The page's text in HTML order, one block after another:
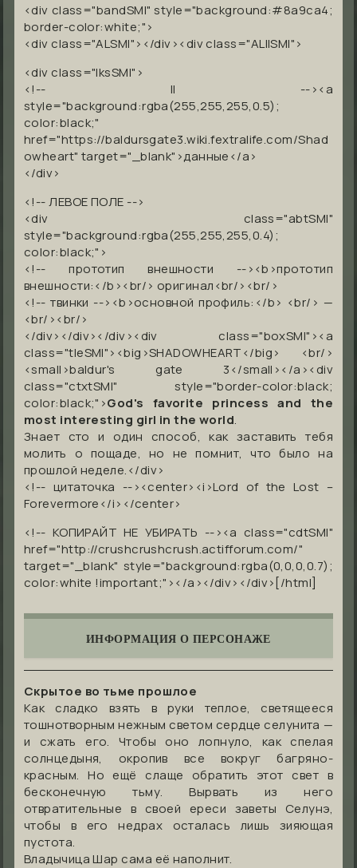
<div class="bandSMI" style="background:#8a9ca4;
border-color:white;">
<div class="ALSMI"></div><div class="ALIISMI">
<div class="lksSMI">
<!-- II --><a
style="background:rgba(255,255,255,0.5);
color:black;"
href="https://baldursgate3.wiki.fextralife.com/Shad
owheart" target="_blank">данные</a>
</div>
<!-- ЛЕВОЕ ПОЛЕ -->
<div class="abtSMI"
style="background:rgba(255,255,255,0.4);
color:black;">
<!-- прототип внешности --><b>прототип
внешности:</b><br/> оригинал<br/><br/>
<!-- твинки --><b>основной профиль:</b> <br/> —
<br/><br/>
</div></div></div><div class="boxSMI"><a
class="tleSMI"><big>SHADOWHEART</big> <br/>
<small>baldur's gate 3</small></a><div
class="ctxtSMI" style="border-color:black;
color:black;">God's favorite princess and the
most interesting girl in the world.
Знает сто и один способ, как заставить тебя
молить о пощаде, но не помнит, что было на
прошлой неделе.</div>
<!-- цитаточка --><center><i>Lord of the Lost –
Forevermore</i></center>
<!-- КОПИРАЙТ НЕ УБИРАТЬ --><a class="cdtSMI"
href="http://crushcrushcrush.actifforum.com/"
target="_blank" style="background:rgba(0,0,0,0.7);
color:white !important;"></a></div></div>[/html]
ИНФОРМАЦИЯ О ПЕРСОНАЖЕ
Скрытое во тьме прошлое
Как сладко взять в руки теплое, светящееся
тошнотворным нежным светом сердце селунита —
и сжать его. Чтобы оно лопнуло, как спелая
солнцедыня, окропив все вокруг багряно-
красным. Но ещё слаще обратить этот свет в
бесконечную тьму. Вырвать из него
отвратительные в своей ереси заветы Селунэ,
чтобы в его недрах осталась лишь зияющая
пустота.
Владычица Шар сама её наполнит.